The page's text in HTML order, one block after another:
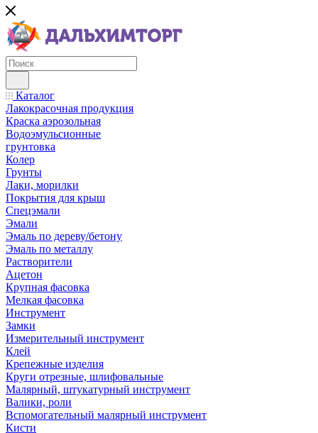
Каталог
Лакокрасочная продукция
Краска аэрозольная
Водоэмульсионные
грунтовка
Колер
Грунты
Лаки, морилки
Покрытия для крыш
Спецэмали
Эмали
Эмаль по дереву/бетону
Эмаль по металлу
Растворители
Ацетон
Крупная фасовка
Мелкая фасовка
Инструмент
Замки
Измерительный инструмент
Клей
Крепежные изделия
Круги отрезные, шлифовальные
Малярный, штукатурный инструмент
Валики, роли
Вспомогательный малярный инструмент
Кисти